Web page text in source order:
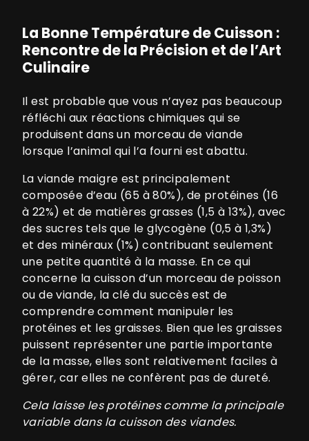
La Bonne Température de Cuisson :
Rencontre de la Précision et de l’Art
Culinaire
Il est probable que vous n’ayez pas beaucoup
réfléchi aux réactions chimiques qui se
produisent dans un morceau de viande
lorsque l’animal qui l’a fourni est abattu.
La viande maigre est principalement
composée d’eau (65 à 80%), de protéines (16
à 22%) et de matières grasses (1,5 à 13%), avec
des sucres tels que le glycogène (0,5 à 1,3%)
et des minéraux (1%) contribuant seulement
une petite quantité à la masse. En ce qui
concerne la cuisson d’un morceau de poisson
ou de viande, la clé du succès est de
comprendre comment manipuler les
protéines et les graisses. Bien que les graisses
puissent représenter une partie importante
de la masse, elles sont relativement faciles à
gérer, car elles ne confèrent pas de dureté.
Cela laisse les protéines comme la principale
variable dans la cuisson des viandes.